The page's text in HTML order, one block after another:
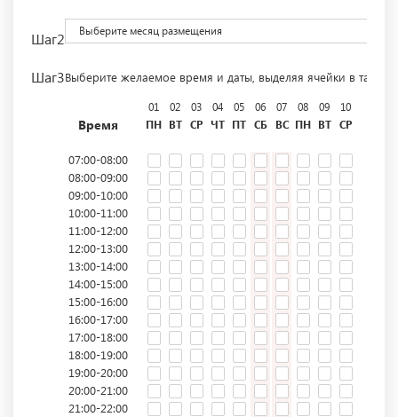
Шаг2 Выберите месяц размещения
Шаг3Выберите желаемое время и даты, выделяя ячейки в
Время
01
ПН
02
ВТ
03
СР
04
ЧТ
05
ПТ
06
СБ
07
ВС
08
ПН
09
ВТ
10
СР
07:00-08:00
08:00-09:00
09:00-10:00
10:00-11:00
11:00-12:00
12:00-13:00
13:00-14:00
14:00-15:00
15:00-16:00
16:00-17:00
17:00-18:00
18:00-19:00
19:00-20:00
20:00-21:00
21:00-22:00